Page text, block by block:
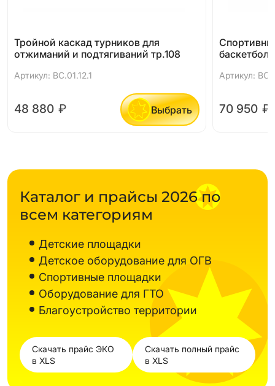
Тройной каскад турников для
отжиманий и подтягиваний тр.108
Артикул: ВС.01.12.1
48 880 ₽ Выбрать
Артикул:
70 950 ₽
Каталог и прайсы 2026 по
всем категориям
Детские площадки
Детское оборудование для ОГВ
Спортивные площадки
Оборудование для ГТО
Благоустройство территории
Скачать прайс ЭКО
в XLS
Скачать полный прайс
в XLS